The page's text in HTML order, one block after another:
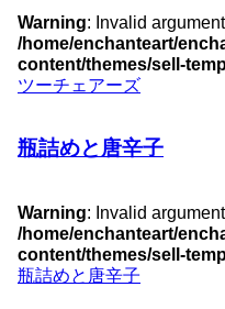
Warning: Invalid
/home/enchanteart/
content/themes/sell-
ツーチェアーズ
瓶詰めと唐辛子
Warning: Invalid
/home/enchanteart/
content/themes/sell-
瓶詰めと唐辛子